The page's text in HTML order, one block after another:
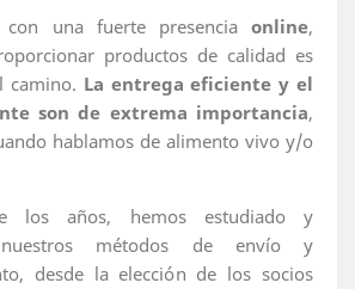
con una fuerte presencia online,
productos de calidad es
camino. La entrega eficiente y el
son de extrema importancia,
hablamos de alimento vivo y/o
años, hemos estudiado y
nuestros métodos de envío y
desde la elección de los socios